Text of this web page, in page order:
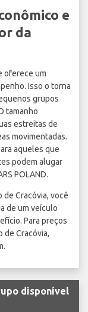
e
da
oferece um
Isso o torna
grupos
tamanho
estreitas de
movimentadas.
aqueles que
podem alugar
POLAND.
de Cracóvia, você
de um veículo
Para preços
de Cracóvia,
disponível